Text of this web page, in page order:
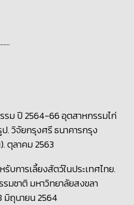
ม ปี 2564-66 อุตสาหกรรมไก่
. วิจัยกรุงศรี ธนาคารกรุง
ตุลาคม 2563
รับการเลี้ยงสัตว์ในประเทศไทย.
มชาติ มหาวิทยาลัยสงขลา
มิถุนายน 2564